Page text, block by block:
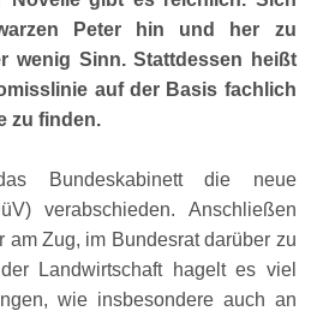
Peter hin und her zu
wenig Sinn. Stattdessen heißt
auf der Basis fachlich
zu finden.
Bundeskabinett die neue
verabschieden. Anschließen
am Zug, im Bundesrat darüber zu
Landwirtschaft hagelt es viel
wie insbesondere auch an